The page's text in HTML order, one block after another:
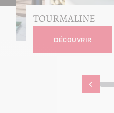
TOURMALINE
DÉCOUVRIR